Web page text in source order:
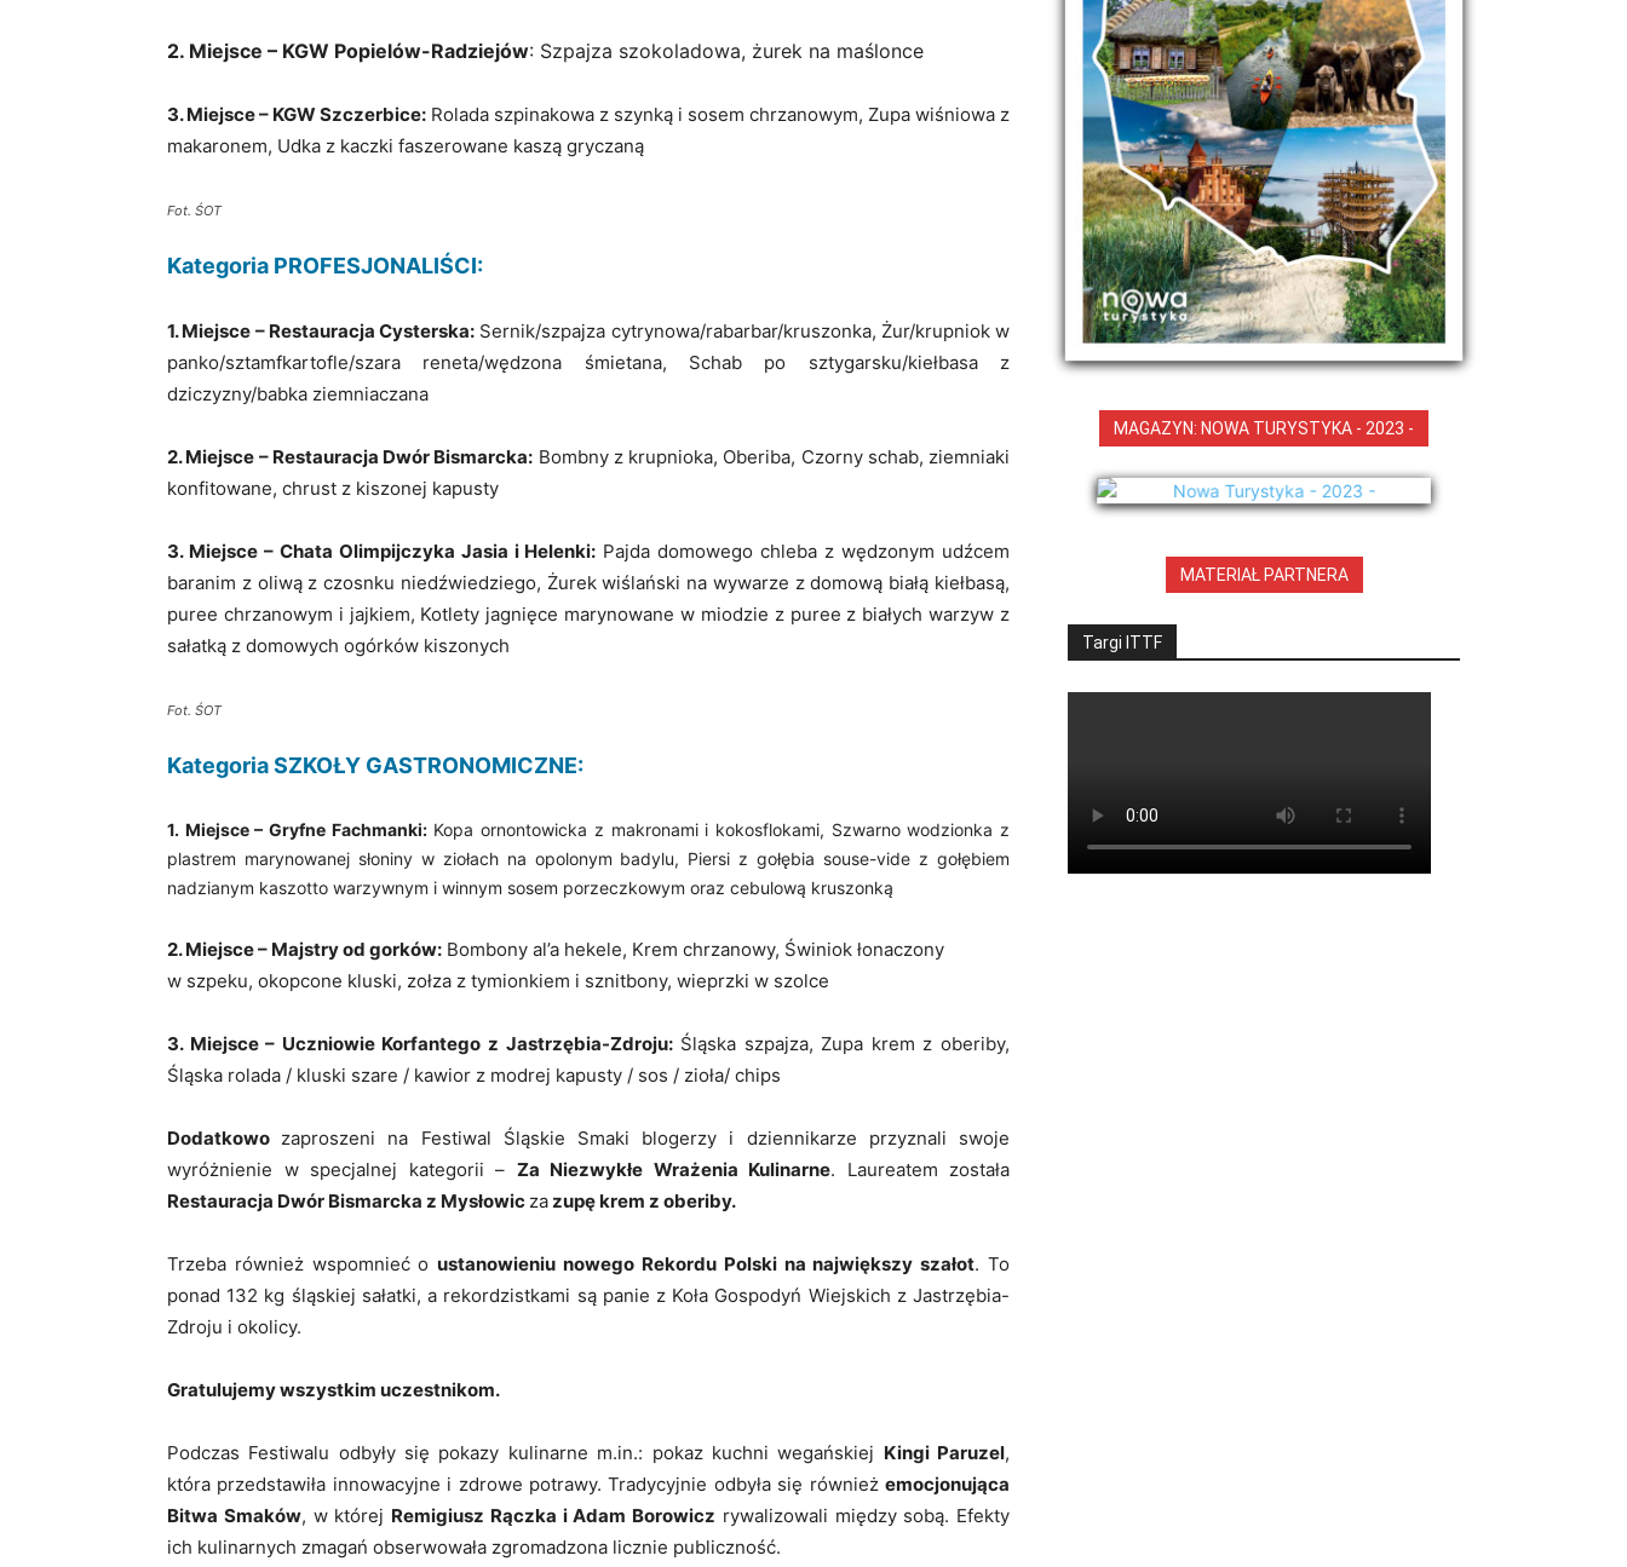
2. Miejsce – KGW Popielów-Radziejów: Szpajza szokoladowa, żurek na maślonce
3. Miejsce – KGW Szczerbice: Rolada szpinakowa z szynką i sosem chrzanowym, Zupa wiśniowa z
makaronem, Udka z kaczki faszerowane kaszą gryczaną
Fot. ŚOT
Kategoria PROFESJONALIŚCI:
1. Miejsce – Restauracja Cysterska: Sernik/szpajza cytrynowa/rabarbar/kruszonka, Żur/krupniok w
panko/sztamfkartofle/szara reneta/wędzona śmietana, Schab po sztygarsku/kiełbasa z
dziczyzny/babka ziemniaczana
2. Miejsce – Restauracja Dwór Bismarcka: Bombny z krupnioka, Oberiba, Czorny schab, ziemniaki
konfitowane, chrust z kiszonej kapusty
3. Miejsce – Chata Olimpijczyka Jasia i Helenki: Pajda domowego chleba z wędzonym udźcem
baranim z oliwą z czosnku niedźwiedziego, Żurek wiślański na wywarze z domową białą kiełbasą,
puree chrzanowym i jajkiem, Kotlety jagnięce marynowane w miodzie z puree z białych warzyw z
sałatką z domowych ogórków kiszonych
Fot. ŚOT
Kategoria SZKOŁY GASTRONOMICZNE:
1. Miejsce – Gryfne Fachmanki:Kopa ornontowicka z makronami i kokosflokami, Szwarno wodzionka z
plastrem marynowanej słoniny w ziołach na opolonym badylu, Piersi z gołębia souse-vide z gołębiem
nadzianym kaszotto warzywnym i winnym sosem porzeczkowym oraz cebulową kruszonką
2. Miejsce – Majstry od gorków: Bombony al’a hekele, Krem chrzanowy, Świniok łonaczony
w szpeku, okopcone kluski, zołza z tymionkiem i sznitbony, wieprzki w szolce
3. Miejsce – Uczniowie Korfantego z Jastrzębia-Zdroju:Śląska szpajza, Zupa krem z oberiby,
Śląska rolada / kluski szare / kawior z modrej kapusty / sos / zioła/ chips
Dodatkowo zaproszeni na Festiwal Śląskie Smaki blogerzy i dziennikarze przyznali swoje
wyróżnienie w specjalnej kategorii – Za Niezwykłe Wrażenia Kulinarne. Laureatem została
Restauracja Dwór Bismarcka z Mysłowic zazupę krem z oberiby.
Trzeba również wspomnieć oustanowieniu nowego Rekordu Polski na największy szałot. To
ponad 132 kg śląskiej sałatki, a rekordzistkami są panie z Koła Gospodyń Wiejskich z Jastrzębia-
Zdroju i okolicy.
Gratulujemy wszystkim uczestnikom.
Podczas Festiwalu odbyły się pokazy kulinarne m.in.: pokaz kuchni wegańskiej Kingi Paruzel,
która przedstawiła innowacyjne i zdrowe potrawy. Tradycyjnie odbyła się również emocjonująca
Bitwa Smaków, w której Remigiusz Rączka i Adam Borowicz rywalizowali między sobą. Efekty
ich kulinarnych zmagań obserwowała zgromadzona licznie publiczność.
MAGAZYN: NOWA TURYSTYKA - 2023 -
MATERIAŁ PARTNERA
Targi ITTF